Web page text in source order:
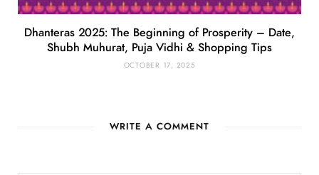
Dhanteras 2025: The Beginning of Prosperity – Date,
Shubh Muhurat, Puja Vidhi & Shopping Tips
OCTOBER 17, 2025
WRITE A COMMENT